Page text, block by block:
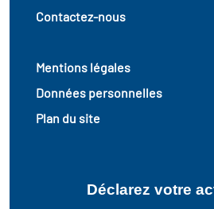
Contactez-nous
Mentions légales
Données personnelles
Plan du site
Déclarez votre